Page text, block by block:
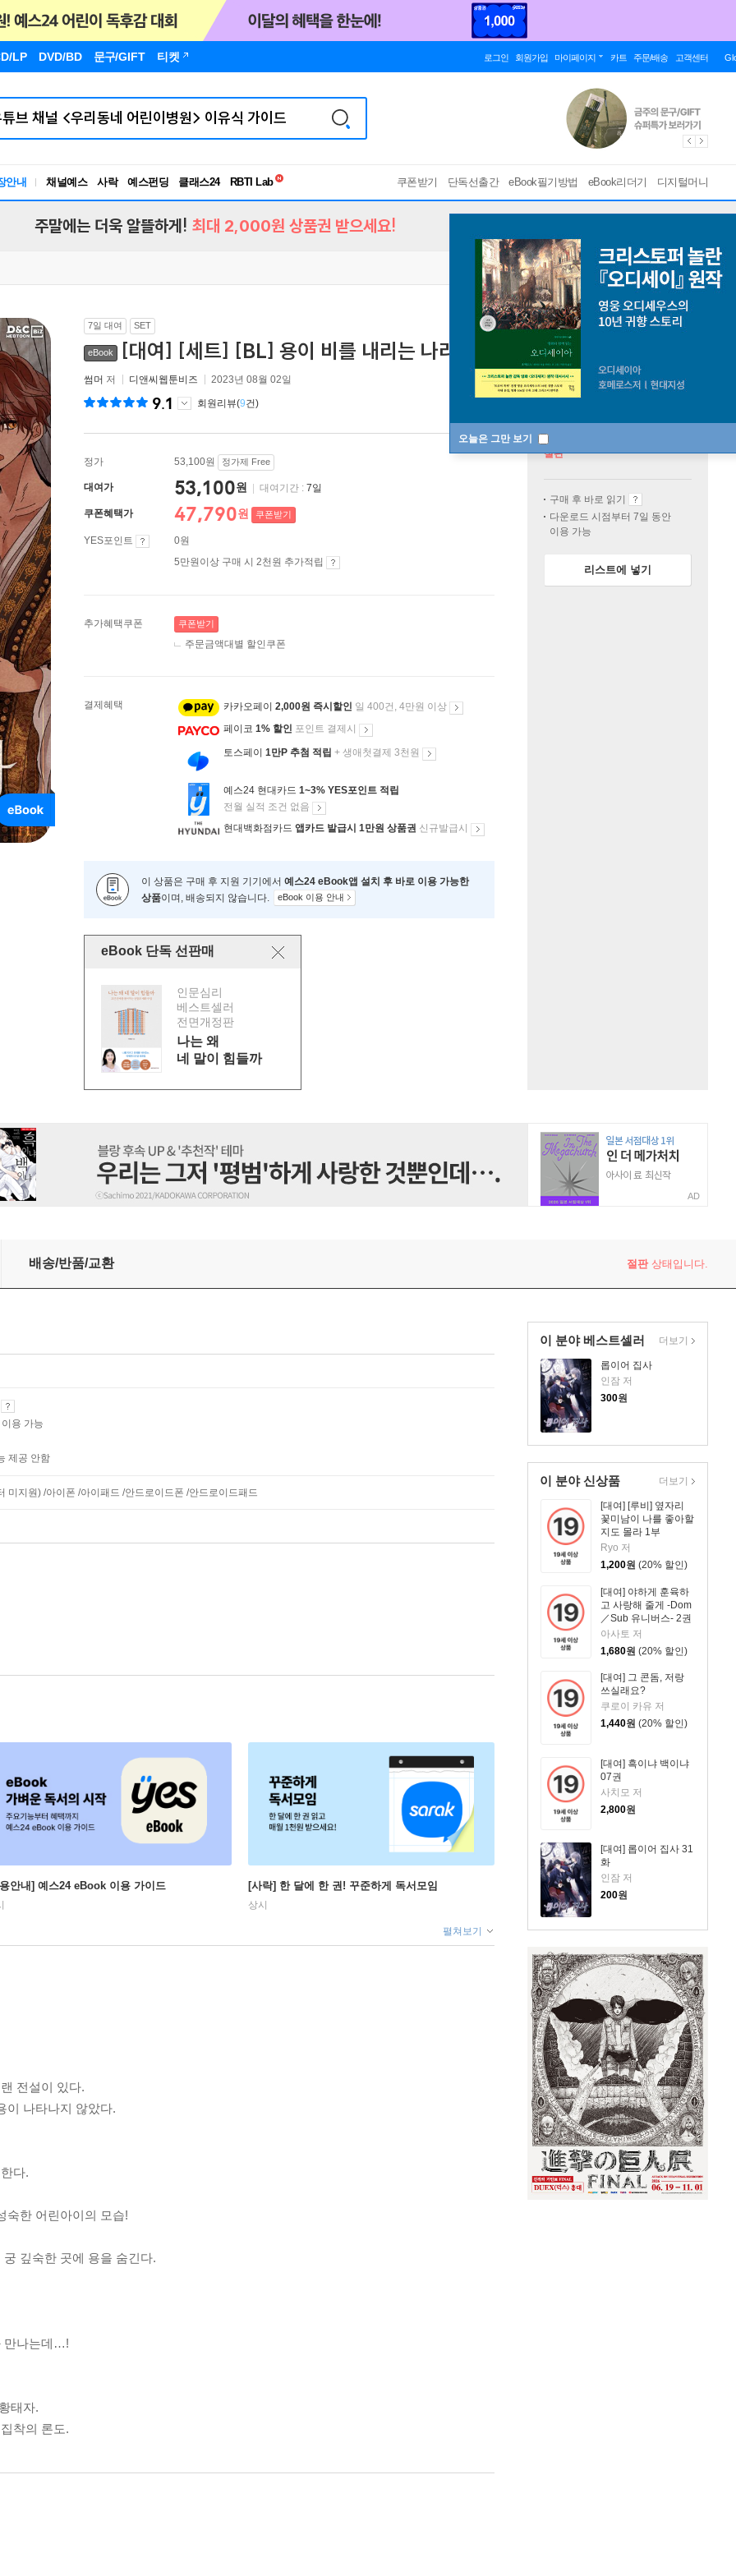
LP DVD/BD 문구/GIFT 티켓 로그인 회원가입 마이페이지 카트 주문/배송 고객센터
안내 채널예스 사락 예스펀딩 클래스24
독서유형검사
쿠폰받기 단독선출간 eBook필기방법 eBook리더기 디지털머니
오늘은 그만 보기
주말에는 더욱 알뜰하게! 최대 2,000원 상품권 받으세요!
7일 대여 SET
eBook [대여] [세트] [BL] 용이 비를 내리는 나라 (총180화/완결)
썸머 저 디앤씨웹툰비즈 2023년 08월 02일
9.1 회원리뷰(9건)
정가 53,100원 정가제 Free
대여가 53,100원 대여기간 : 7일
쿠폰혜택가 47,790원 쿠폰받기
YES포인트
0원
5만원이상 구매 시 2천원 추가적립
추가혜택쿠폰 쿠폰받기
주문금액대별 할인쿠폰
결제혜택 카카오페이 2,000원 즉시할인 일 400건, 4만원 이상
페이코 1% 할인 포인트 결제시
토스페이 1만P 추첨 적립 + 생애첫결제 3천원
예스24 현대카드 1~3% YES포인트 적립
전월 실적 조건 없음
현대백화점카드 앱카드 발급시 1만원 상품권 신규발급시
이 상품은 구매 후 지원 기기에서 예스24 eBook앱 설치 후 바로 이용 가능한
상품이며, 배송되지 않습니다. eBook 이용 안내
eBook 단독 선판매
인문심리
베스트셀러
전면개정판
나는 왜
네 말이 힘들까
절판
구매 후 바로 읽기
다운로드 시점부터 7일 동안
이용 가능
리스트에 넣기
AD
/완결)
배송/반품/교환 절판상태입니다.
이 분야 베스트셀러
롭이어 집사
인잠 저
300원
더보기
이 분야 신상품
[대여] [루비] 옆자리
꽃미남이 나를 좋아할
지도 몰라 1부
Ryo 저
1,200원 (20% 할인)
[대여] 야하게 훈육하
고 사랑해 줄게 -Dom
／Sub 유니버스- 2권
아사토 저
1,680원 (20% 할인)
[대여] 그 콘돔, 저랑
쓰실래요?
쿠로이 카유 저
1,440원 (20% 할인)
[대여] 흑이냐 백이냐
07권
사치모 저
2,800원
[대여] 롭이어 집사 31
화
인잠 저
200원
더보기
용 가능
제공 안함
미지원) /아이폰 /아이패드 /안드로이드폰 /안드로이드패드
안내] 예스24 eBook 이용 가이드 [사락] 한 달에 한 권! 꾸준하게 독서모임
상시
펼쳐보기
전설이 있다.
이 나타나지 않았다.
다.
숙한 어린아이의 모습!
깊숙한 곳에 용을 숨긴다.
만나는데…!
태자.
착의 론도.